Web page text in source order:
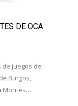
DE OCA
de juegos de
Burgos,
Montes…